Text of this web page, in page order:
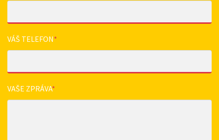
VÁŠ TELEFON*
VAŠE ZPRÁVA*